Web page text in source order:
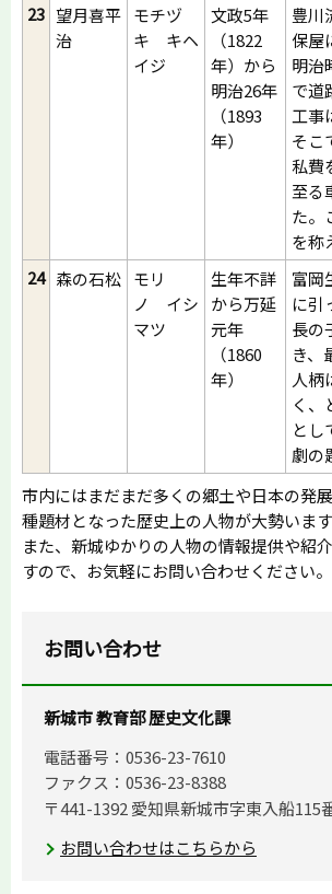
23 望月喜平
治
モチヅ
キ キヘ
イジ
文政5年
（1822
年）から
明治26年
（1893
年）
豊川
保屋
明治
で道
工事
そこ
私費
至る
た。
を称
24 森の石松 モリ
ノ イシ
マツ
生年不詳
から万延
元年
（1860
年）
富岡
に引
長の
き、
人柄
く、
とし
劇の
市内にはまだまだ多くの郷土や日本の発
種題材となった歴史上の人物が大勢います
また、新城ゆかりの人物の情報提供や紹
すので、お気軽にお問い合わせください。
お問い合わせ
新城市 教育部 歴史文化課
電話番号：0536-23-7610
ファクス：0536-23-8388
〒441-1392 愛知県新城市字東入船115
お問い合わせはこちらから